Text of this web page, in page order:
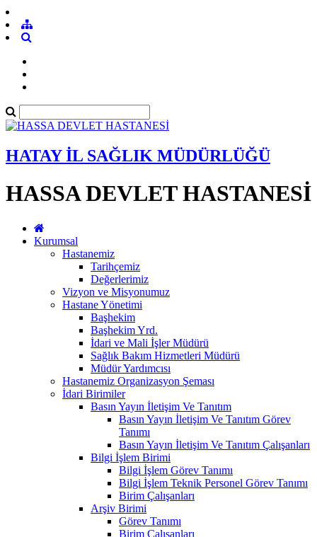
HATAY İL SAĞLIK MÜDÜRLÜĞÜ
HASSA DEVLET HASTANESİ
Kurumsal
Hastanemiz
Tarihçemiz
Değerlerimiz
Vizyon ve Misyonumuz
Hastane Yönetimi
Başhekim
Başhekim Yrd.
İdari ve Mali İşler Müdürü
Sağlık Bakım Hizmetleri Müdürü
Müdür Yardımcısı
Hastanemiz Organizasyon Şeması
İdari Birimiler
Basın Yayın İletişim Ve Tanıtım
Basın Yayın İletişim Ve Tanıtım Görev
Tanımı
Basın Yayın İletişim Ve Tanıtım Çalışanları
Bilgi İşlem Birimi
Bilgi İşlem Görev Tanımı
Bilgi İşlem Teknik Personel Görev Tanımı
Birim Çalışanları
Arşiv Birimi
Görev Tanımı
Birim Çalışanları